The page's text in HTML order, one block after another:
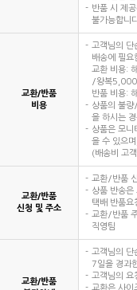
반품 시 제
불가능합니
교환/반품
비용
고객님의 단
배송에 필요
교환 비용:
/왕복5,000
반품 비용:
상품의 불
을 하시는
상품은 모니
을 수 있으
(배송비 고
교환/반품
신청 및 주소
교환/반품
상품 반송
택배 반품요
교환/반품
직영팀
교환/반품
고객님의 단
7일을 경과
고객님의 요